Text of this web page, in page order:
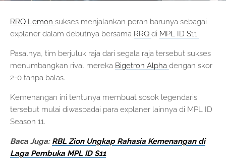
RRQ Lemon sukses menjalankan peran barunya sebagai
explaner dalam debutnya bersama RRQ di MPL ID S11.
Pasalnya, tim berjuluk raja dari segala raja tersebut sukses
menumbangkan rival mereka Bigetron Alpha dengan skor
2-0 tanpa balas.
Kemenangan ini tentunya membuat sosok legendaris
tersebut mulai diwaspadai para explaner lainnya di MPL ID
Season 11.
Baca Juga: RBL Zion Ungkap Rahasia Kemenangan di
Laga Pembuka MPL ID S11